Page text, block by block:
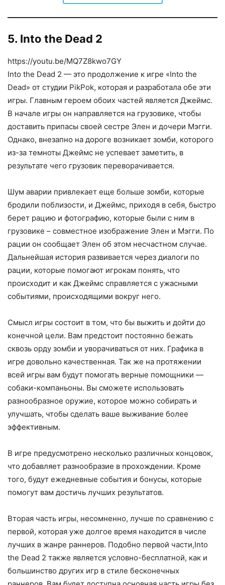
5. Into the Dead 2
https://youtu.be/MQ7Z8kwo7GY
Into the Dead 2 — это продолжение к игре «Into the
Dead» от студии PikPok, которая и разработала обе эти
игры. Главным героем обоих частей является Джеймс.
В начале игры он направляется на грузовике, чтобы
доставить припасы своей сестре Элен и дочери Мэгги.
Однако, внезапно на дороге возникает зомби, которого
из-за темноты Джеймс не успевает заметить, в
результате чего грузовик переворачивается.
Шум аварии привлекает еще больше зомби, которые
бродили поблизости, и Джеймс, приходя в себя, быстро
берет рацию и фотографию, которые были с ним в
грузовике – совместное изображение Элен и Мэгги. По
рации он сообщает Элен об этом несчастном случае.
Дальнейшая история развивается через диалоги по
рации, которые помогают игрокам понять, что
происходит и как Джеймс справляется с ужасными
событиями, происходящими вокруг него.
Смысл игры состоит в том, что бы выжить и дойти до
конечной цели. Вам предстоит постоянно бежать
сквозь орду зомби и уворачиваться от них. Графика в
игре довольно качественная. Так же на протяжении
всей игры вам будут помогать верные помощники —
собаки-компаньоны. Вы сможете использовать
разнообразное оружие, которое можно собирать и
улучшать, чтобы сделать ваше выживание более
эффективным.
В игре предусмотрено несколько различных концовок,
что добавляет разнообразие в прохождении. Кроме
того, будут ежедневные события и бонусы, которые
помогут вам достичь лучших результатов.
Вторая часть игры, несомненно, лучше по сравнению с
первой, которая уже долгое время находится в числе
лучших в жанре раннеров. Подобно первой части,Into
the Dead 2 также является условно-бесплатной, как и
большинство других игр в стиле бесконечных